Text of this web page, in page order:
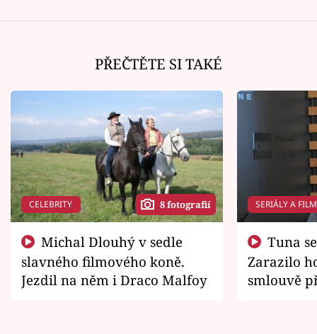
PŘEČTĚTE SI TAKÉ
CELEBRITY 8 fotografií
slavného filmového koně.
Jezdil na něm i Draco Malfoy
SERIÁLY A
Zarazilo
smlouvě